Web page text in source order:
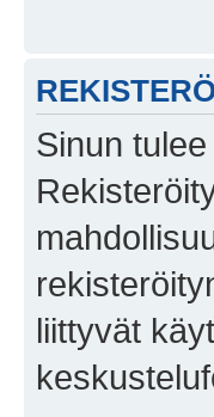
Sinun
liittyvät